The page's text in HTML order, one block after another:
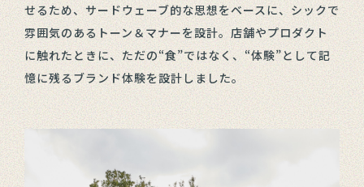
せるため、サードウェーブ的な思想をベースに、シックで
雰囲気のあるトーン＆マナーを設計。店舗やプロダクト
に触れたときに、ただの“食”ではなく、“体験”として記
憶に残るブランド体験を設計しました。